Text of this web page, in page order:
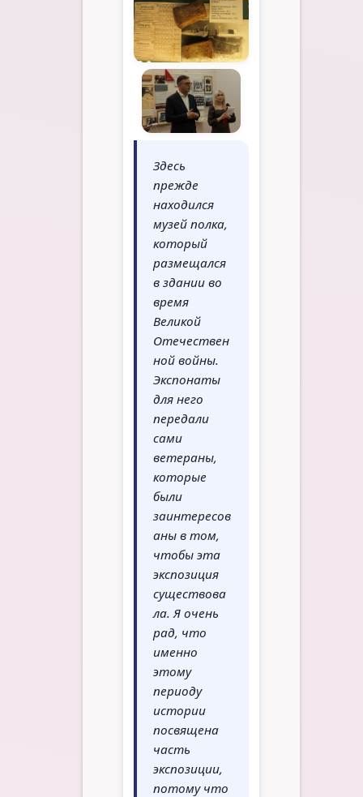
Здесь
прежде
находился
музей полка,
который
размещался
в здании во
время
Великой
Отечествен
ной войны.
Экспонаты
для него
передали
сами
ветераны,
которые
были
заинтересов
аны в том,
чтобы эта
экспозиция
существова
ла. Я очень
рад, что
именно
этому
периоду
истории
посвящена
часть
экспозиции,
потому что